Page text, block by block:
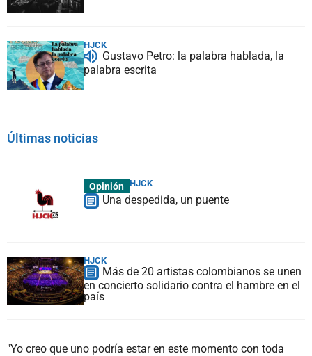
HJCK
Gustavo Petro: la palabra hablada, la
palabra escrita
Últimas noticias
Opinión HJCK
Una despedida, un puente
HJCK
Más de 20 artistas colombianos se unen
en concierto solidario contra el hambre en el
país
"Yo creo que uno podría estar en este momento con toda